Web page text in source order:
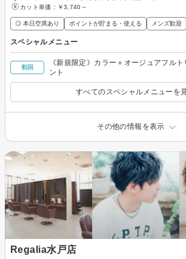
カット単価： ￥3,740～
◎ 本日空席あり ポイントが貯まる・使える メンズ歓迎
スペシャルメニュー
初回
《新規限定》カラー＋オージュアフルト
ント
すべてのスペシャルメニューを
その他の情報を表示
Regalia水戸店